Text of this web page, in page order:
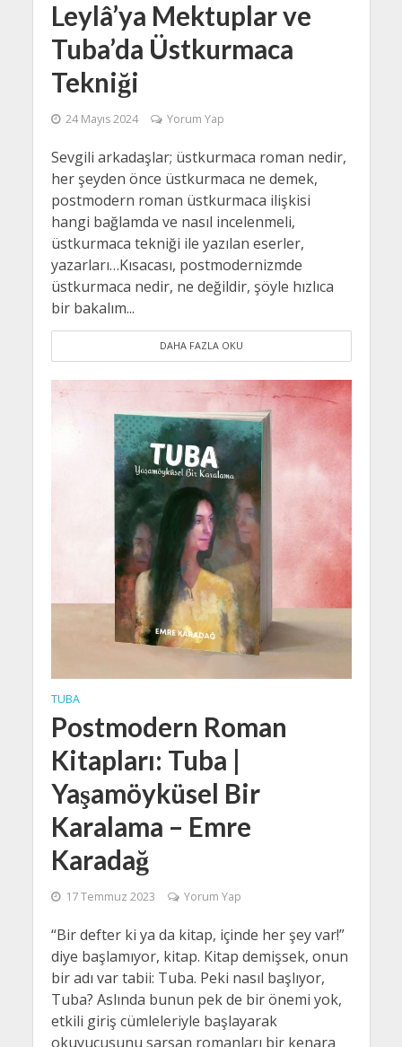
Leylâ’ya Mektuplar ve
Tuba’da Üstkurmaca
Tekniği
24 Mayıs 2024 Yorum Yap
Sevgili arkadaşlar; üstkurmaca roman nedir,
her şeyden önce üstkurmaca ne demek,
postmodern roman üstkurmaca ilişkisi
hangi bağlamda ve nasıl incelenmeli,
üstkurmaca tekniği ile yazılan eserler,
yazarları…Kısacası, postmodernizmde
üstkurmaca nedir, ne değildir, şöyle hızlıca
bir bakalım...
DAHA FAZLA OKU
TUBA
Postmodern Roman
Kitapları: Tuba |
Yaşamöyküsel Bir
Karalama – Emre
Karadağ
17 Temmuz 2023 Yorum Yap
“Bir defter ki ya da kitap, içinde her şey var!”
diye başlamıyor, kitap. Kitap demişsek, onun
bir adı var tabii: Tuba. Peki nasıl başlıyor,
Tuba? Aslında bunun pek de bir önemi yok,
etkili giriş cümleleriyle başlayarak
okuyucusunu sarsan romanları bir kenara